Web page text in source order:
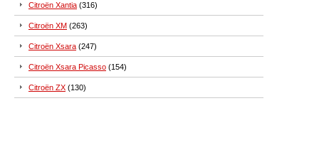
Citroën Xantia (316)
Citroën XM (263)
Citroën Xsara (247)
Citroën Xsara Picasso (154)
Citroën ZX (130)